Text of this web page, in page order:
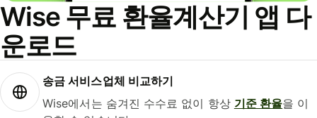
Wise 무료 환율계산기 앱 다
운로드
송금 서비스업체 비교하기
Wise에서는 숨겨진 수수료 없이 항상 기준 환율을 이